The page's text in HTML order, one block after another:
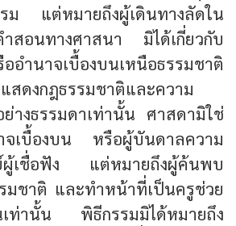
รม แต่หมายถึงผู้เดินทางลัดใน
ำสอนทางศาสนา มิได้เกี่ยวกับ
ำนาจเบื้องบนเหนือธรรมชาติ
สดงกฎธรรมชาติและความ
างธรรมดาเท่านั้น ศาสดามิใช่
จเบื้องบน หรือผู้บันดาลความ
ผู้เชื่อฟัง แต่หมายถึงผู้ค้นพบ
มชาติ และทำหน้าที่เป็นครูช่วย
เท่านั้น พิธีกรรมมิได้หมายถึง